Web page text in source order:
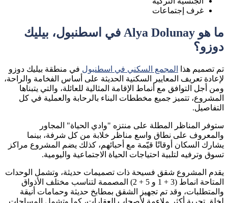
غرف إجتماعات
ما هو Alya Dolunay في اسطنبول، بيليك
دوزو؟
تم تصميم هذا المجمع السكني في اسطنبول في منطقة بيليك دوزو
لإعادة تعريف المعايير السكنية الحديثة على أساس الفخامة والراحة،
ومن أجل التوافق مع أنماط الإقامة المثالية للعائلة، والتي يتبناها
المشروع، تتميز جميع مخططات البناء بالرحابة والعملية في كل
التفاصيل.
ستوفر المناظر المطلة على منتزه "وادي الحياة" المجاور
والمعروف على نطاق واسع مناظر خلابة من كل شرفة، بينما
يشارك السكان أوقاتًا قيّمة مع أحبائهم، كذلك يضم المشروع مراكز
تسوق وترفيه لتلبية احتياجات الحياة الاجتماعية واليومية.
يقدم المشروع شقق فسيحة ذات تصميمات حديثة، وتشمل الوحدات
المتاحة انماط (3 + 1 و 5 + 2) المصممة لتناسب مختلف الأذواق
والمتطلبات، وقد تم تجهيز الشقق بمطابخ حديثة وحمامات أنيقة
لخلق تجربة أكثر ملاءمة لأصحاب العقارات، كما وتشمل المساحات